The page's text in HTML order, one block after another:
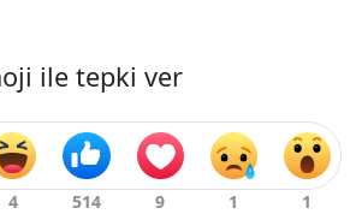
ile tepki ver